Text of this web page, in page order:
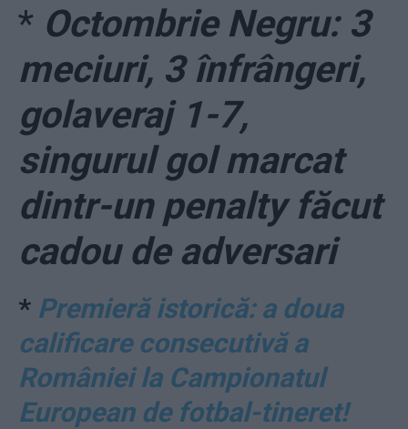
* Octombrie Negru: 3
meciuri, 3 înfrângeri,
golaveraj 1-7,
singurul gol marcat
dintr-un penalty făcut
cadou de adversari
* Premieră istorică: a doua
calificare consecutivă a
României la Campionatul
European de fotbal-tineret!